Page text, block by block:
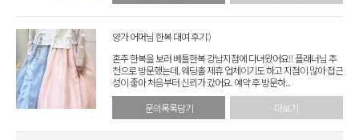
양가 어머님 한복 대여 후기:)
혼주 한복을 보러 베틀한복 강남지점에 다녀왔어요!! 플래너님 추
천으로 방문했는데, 웨딩홀 제휴 업체이기도 하고 지점이 많아 접근
성이 좋아 처음부터 신뢰가 갔어요. 예약 후 방문하...
문의목록담기
더보기